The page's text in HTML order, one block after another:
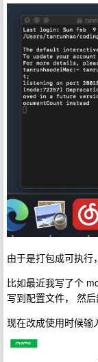
由于是打包成可执行
比如最近我写了个
写到配置文件， 然后
现在改成使用时候输